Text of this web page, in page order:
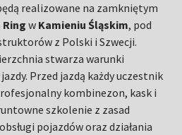
realizowane na zamkniętym
w Kamieniu Śląskim, pod
z Polski i Szwecji.
stwarza warunki
Przed jazdą każdy uczestnik
kombinezon, kask i
szkolenie z zasad
pojazdów oraz działania